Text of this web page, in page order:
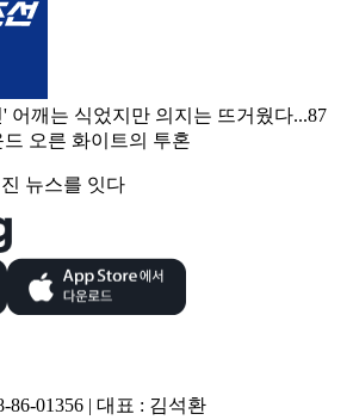
어깨는 식었지만 의지는 뜨거웠다...87
오른 화이트의 투혼
뉴스를 잇다
86-01356 | 대표 : 김석환